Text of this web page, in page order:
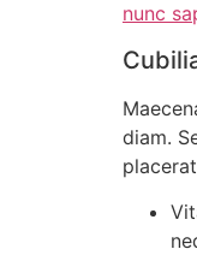
nunc
diam.